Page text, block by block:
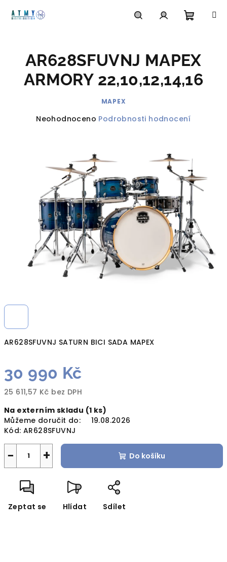
košík
AR628SFUVNJ SATURN BICI SADA MAPEX
30 990 Kč
25 611,57 Kč bez DPH
cena:
Na externím skladu (1 ks)
Můžeme doručit do:
19.08.2026
Kód: AR628SFUVNJ
+
− Do košíku
Zeptat se Hlídat Sdílet
AR628SFUVNJ MAPEX
ARMORY 22,10,12,14,16
MAPEX
Průměrné
hvězdiček.
Neohodnoceno Podrobnosti hodnocení